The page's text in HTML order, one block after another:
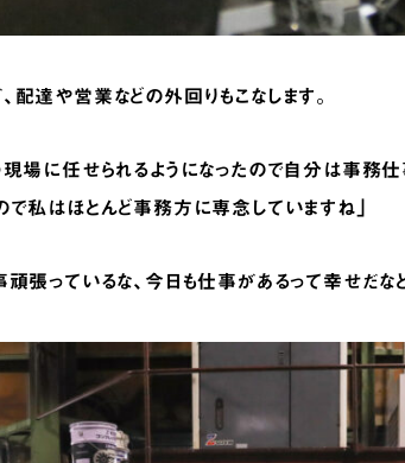
達や営業などの外回りもこなします。
場に任せられるようになったので自分は事務
私はほとんど事務方に専念していますね」
張っているな、今日も仕事があるって幸せだな